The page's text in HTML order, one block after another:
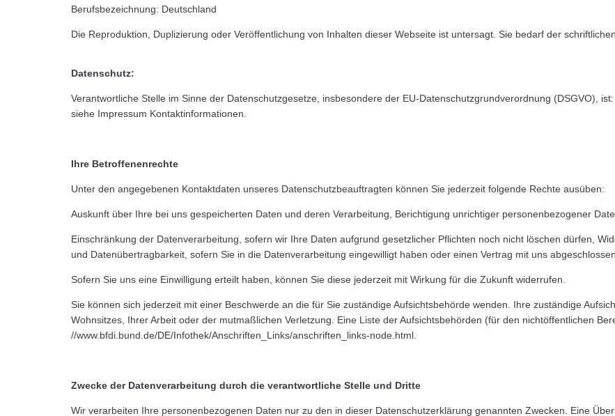
Berufsbezeichnung: Deutschland
Die Reproduktion, Duplizierung oder Veröffentlichung von Inhalten dieser Webseite ist untersagt. Sie bedarf der
Datenschutz:
Verantwortliche Stelle im Sinne der Datenschutzgesetze, insbesondere der EU-Datenschutzgrundverordnung (DSGVO), ist:
siehe Impressum Kontaktinformationen.
Ihre Betroffenenrechte
Unter den angegebenen Kontaktdaten unseres Datenschutzbeauftragten können Sie jederzeit folgende Rechte ausüben:
Auskunft über Ihre bei uns gespeicherten Daten und deren Verarbeitung, Berichtigung unrichtiger personenbezogener
Einschränkung der Datenverarbeitung, sofern wir Ihre Daten aufgrund gesetzlicher Pflichten noch nicht löschen dürfen,
und Datenübertragbarkeit, sofern Sie in die Datenverarbeitung eingewilligt haben oder einen Vertrag mit uns
Sofern Sie uns eine Einwilligung erteilt haben, können Sie diese jederzeit mit Wirkung für die Zukunft widerrufen.
Sie können sich jederzeit mit einer Beschwerde an die für Sie zuständige Aufsichtsbehörde wenden. Ihre zuständige
Wohnsitzes, Ihrer Arbeit oder der mutmaßlichen Verletzung. Eine Liste der Aufsichtsbehörden (für den nichtöffentlichen
//www.bfdi.bund.de/DE/Infothek/Anschriften_Links/anschriften_links-node.html.
Zwecke der Datenverarbeitung durch die verantwortliche Stelle und Dritte
Wir verarbeiten Ihre personenbezogenen Daten nur zu den in dieser Datenschutzerklärung genannten Zwecken. Eine